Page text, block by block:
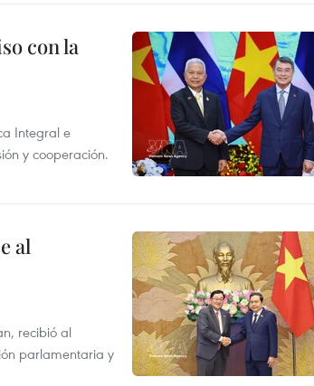
con la
Integral e
y cooperación.
al
recibió al
parlamentaria y